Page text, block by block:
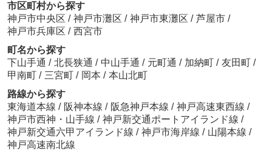
市区町村から探す
神戸市中央区 / 神戸市灘区 / 神戸市東灘区 / 芦屋市 /
神戸市兵庫区 / 西宮市
町名から探す
下山手通 / 北長狭通 / 中山手通 / 元町通 / 加納町 / 友田町 /
甲南町 / 三宮町 / 岡本 / 本山北町
路線から探す
東海道本線 / 阪神本線 / 阪急神戸本線 / 神戸高速東西線 /
神戸市西神・山手線 / 神戸新交通ポートアイランド線 /
神戸新交通六甲アイランド線 / 神戸市海岸線 / 山陽本線 /
神戸高速南北線